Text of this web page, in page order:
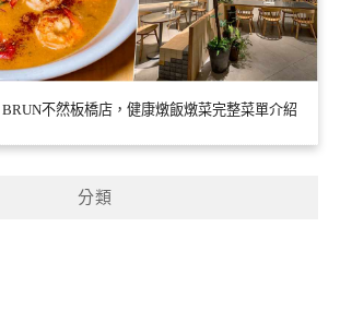
不然板橋店，健康燉飯燉菜完整菜單介紹
分類